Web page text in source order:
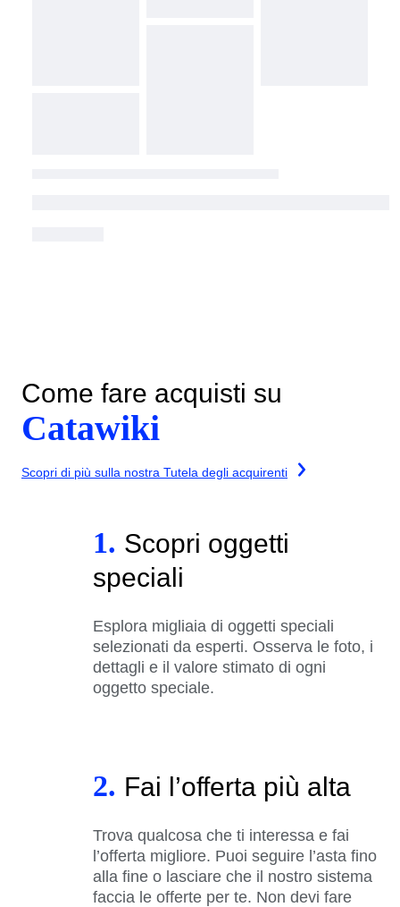
Come fare acquisti su
Catawiki
Scopri di più sulla nostra Tutela degli acquirenti
1. Scopri oggetti
speciali
Esplora migliaia di oggetti speciali
selezionati da esperti. Osserva le foto, i
dettagli e il valore stimato di ogni
oggetto speciale.
2. Fai l’offerta più alta
Trova qualcosa che ti interessa e fai
l’offerta migliore. Puoi seguire l’asta fino
alla fine o lasciare che il nostro sistema
faccia le offerte per te. Non devi fare